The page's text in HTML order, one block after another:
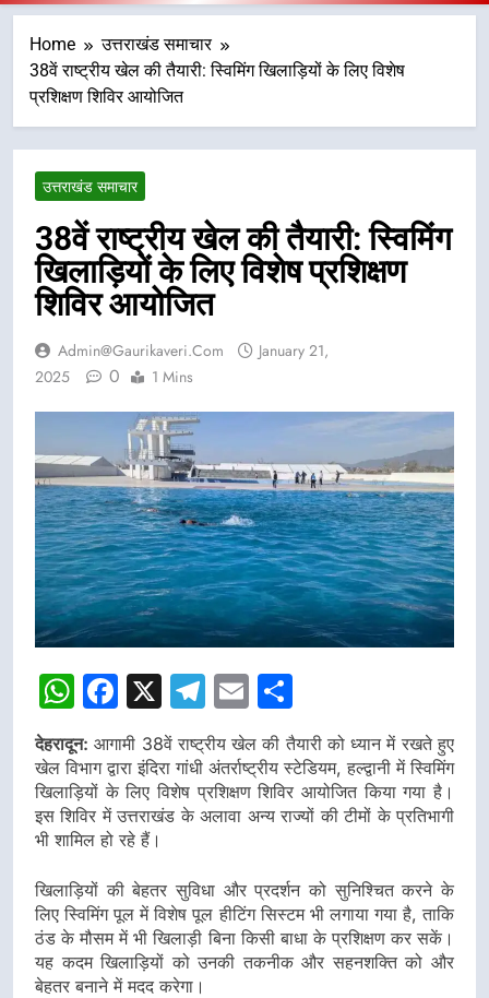
Home
उत्तराखंड समाचार
38वें राष्ट्रीय खेल की तैयारी: स्विमिंग खिलाड़ियों के लिए विशेष
प्रशिक्षण शिविर आयोजित
उत्तराखंड समाचार
38वें राष्ट्रीय खेल की तैयारी: स्विमिंग
खिलाड़ियों के लिए विशेष प्रशिक्षण
शिविर आयोजित
Admin@gaurikaveri.com
January 21,
2025
0 1 Mins
WhatsApp
Facebook
X Telegram
Email
देहरादून: आगामी 38वें राष्ट्रीय खेल की तैयारी को ध्यान में रखते हुए
खेल विभाग द्वारा इंदिरा गांधी अंतर्राष्ट्रीय स्टेडियम, हल्द्वानी में स्विमिंग
खिलाड़ियों के लिए विशेष प्रशिक्षण शिविर आयोजित किया गया है।
इस शिविर में उत्तराखंड के अलावा अन्य राज्यों की टीमों के प्रतिभागी
भी शामिल हो रहे हैं।
खिलाड़ियों की बेहतर सुविधा और प्रदर्शन को सुनिश्चित करने के
लिए स्विमिंग पूल में विशेष पूल हीटिंग सिस्टम भी लगाया गया है, ताकि
ठंड के मौसम में भी खिलाड़ी बिना किसी बाधा के प्रशिक्षण कर सकें।
यह कदम खिलाड़ियों को उनकी तकनीक और सहनशक्ति को और
बेहतर बनाने में मदद करेगा।